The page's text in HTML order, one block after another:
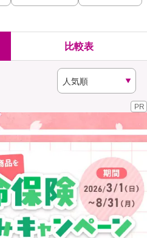
プ従業員さま向け
求 訪問相談
ド会員さま専用保険
比較表
PR